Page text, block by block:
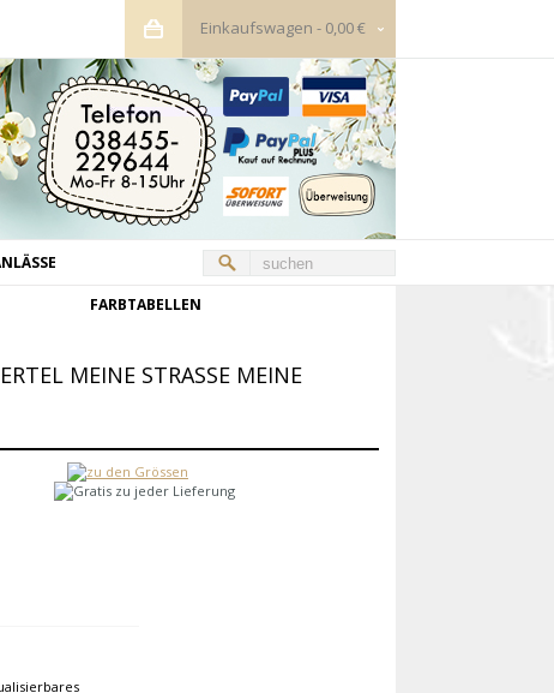
Einkaufswagen - 0,00 €
FARBTABELLEN
MEINE STRASSE MEINE R